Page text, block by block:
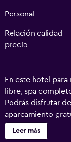
Personal
Relación calidad-
precio
En este hotel para
libre, spa
Podrás disfrutar
aparcamiento
o lounge, un baño
Se ofrece servicio
Leer más